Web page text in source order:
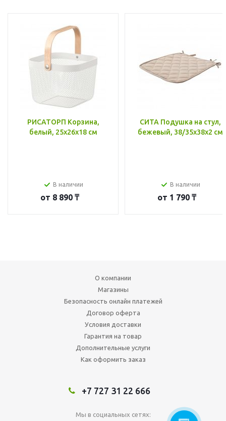
РИСАТОРП Корзина,
белый, 25x26x18 см
В наличии
от 8 890 ₸
СИТА Подушка на стул,
бежевый, 38/35x38x2 см
В наличии
от 1 790 ₸
О компании
Магазины
Безопасность онлайн платежей
Договор оферта
Условия доставки
Гарантия на товар
Дополнительные услуги
Как оформить заказ
+7 727 31 22 666
Мы в социальных сетях: